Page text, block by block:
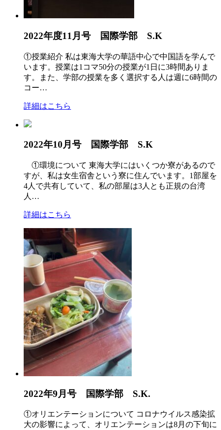
2022年度11月号 国際学部 S.K
①授業紹介 私は東海大学の華語中心で中国語を学んで
います。授業は1コマ50分の授業が1日に3時間ありま
す。また、学部の授業を多く選択する人は週に6時間の
コー…
詳細はこちら
2022年10月号 国際学部 S.K
①環境について 東海大学にはいくつか寮があるので
すが、私は女生宿舎という寮に住んでいます。1部屋を
4人で共有していて、私の部屋は3人とも正規の台湾
人…
詳細はこちら
2022年9月号 国際学部 S.K.
①オリエンテーションについて コロナウイルス感染拡
大の影響によって、オリエンテーションは8月の下旬に